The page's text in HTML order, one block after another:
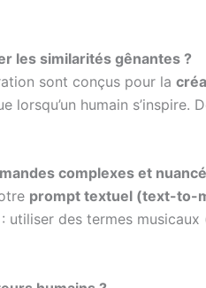
les similarités gênantes ?
sont conçus pour la
lorsqu’un humain
complexes et
prompt textuel (text-to-
: utiliser des termes